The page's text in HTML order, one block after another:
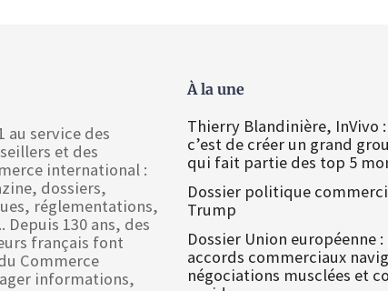
au service des
et des
international :
dossiers,
réglementations,
Depuis 130 ans, des
français font
Commerce
informations,
À la une
Thierry Blandinière, InVivo
c’est de créer un grand
qui fait partie des top 5
Dossier politique
Trump
Dossier Union européenne
accords commerciaux
négociations musclées et